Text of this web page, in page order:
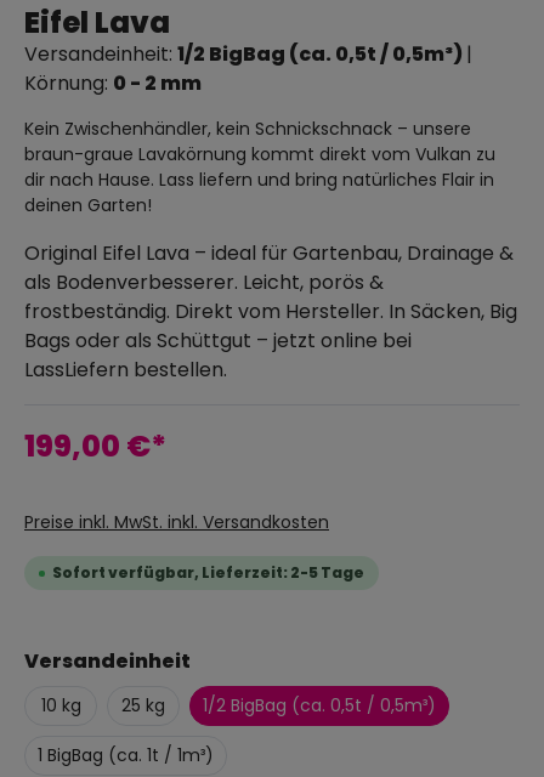
Eifel Lava
Versandeinheit: 1/2 BigBag (ca. 0,5t / 0,5m³) |
Körnung: 0 - 2 mm
Kein Zwischenhändler, kein Schnickschnack – unsere
braun-graue Lavakörnung kommt direkt vom Vulkan zu
dir nach Hause. Lass liefern und bring natürliches Flair in
deinen Garten!
Original Eifel Lava – ideal für Gartenbau, Drainage &
als Bodenverbesserer. Leicht, porös &
frostbeständig. Direkt vom Hersteller. In Säcken, Big
Bags oder als Schüttgut – jetzt online bei
LassLiefern bestellen.
199,00 €*
Preise inkl. MwSt. inkl. Versandkosten
Sofort verfügbar, Lieferzeit: 2-5 Tage
Versandeinheit
10 kg 25 kg 1/2 BigBag (ca. 0,5t / 0,5m³)
1 BigBag (ca. 1t / 1m³)